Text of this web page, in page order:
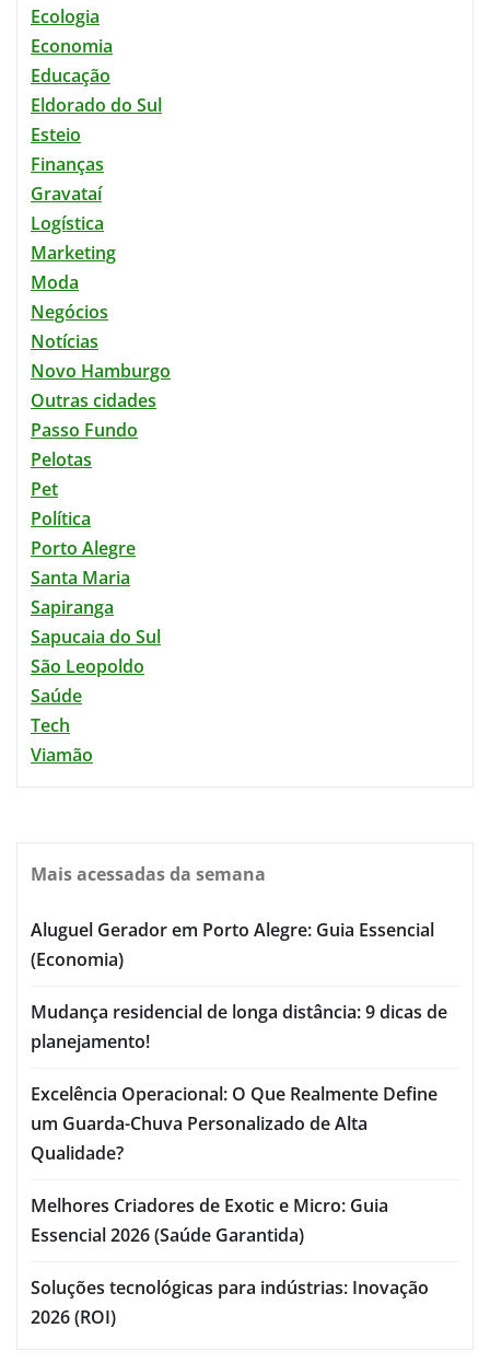
Ecologia
Economia
Educação
Eldorado do Sul
Esteio
Finanças
Gravataí
Logística
Marketing
Moda
Negócios
Notícias
Novo Hamburgo
Outras cidades
Passo Fundo
Pelotas
Pet
Política
Porto Alegre
Santa Maria
Sapiranga
Sapucaia do Sul
São Leopoldo
Saúde
Tech
Viamão
Mais acessadas da semana
Aluguel Gerador em Porto Alegre: Guia Essencial
(Economia)
Mudança residencial de longa distância: 9 dicas de
planejamento!
Excelência Operacional: O Que Realmente Define
um Guarda-Chuva Personalizado de Alta
Qualidade?
Melhores Criadores de Exotic e Micro: Guia
Essencial 2026 (Saúde Garantida)
Soluções tecnológicas para indústrias: Inovação
2026 (ROI)